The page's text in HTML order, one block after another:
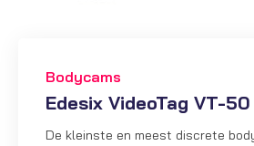
Bodycams
Edesix VideoTag VT-
De kleinste en meest discrete